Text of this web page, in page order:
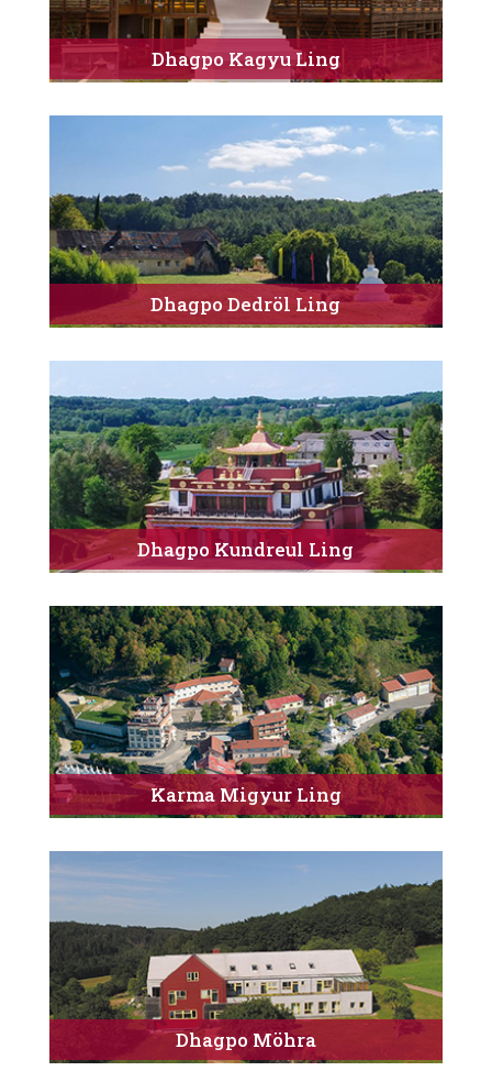
Dhagpo Kagyu Ling
Dhagpo Dedröl Ling
Dhagpo Kundreul Ling
Karma Migyur Ling
Dhagpo Möhra